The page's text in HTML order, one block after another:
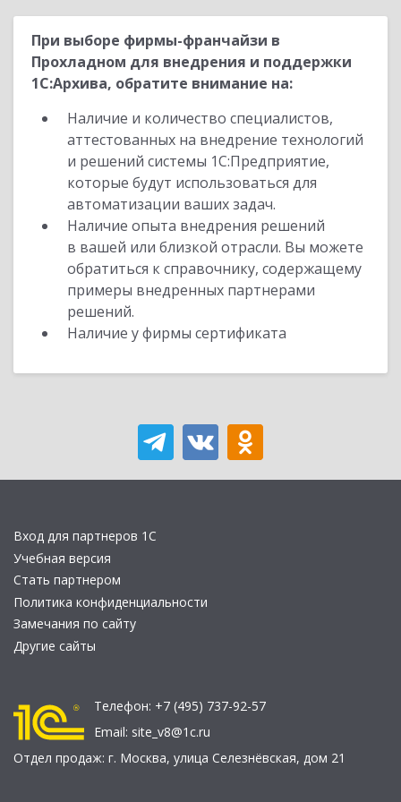
При выборе фирмы-франчайзи в
Прохладном для внедрения и поддержки
1С:Архива, обратите внимание на:
Наличие и количество специалистов,
аттестованных на внедрение технологий
и решений системы 1С:Предприятие,
которые будут использоваться для
автоматизации ваших задач.
Наличие опыта внедрения решений
в вашей или близкой отрасли. Вы можете
обратиться к справочнику, содержащему
примеры внедренных партнерами
решений.
Наличие у фирмы сертификата
Вход для партнеров 1С
Учебная версия
Стать партнером
Политика конфиденциальности
Замечания по сайту
Другие сайты
Телефон: +7 (495) 737-92-57
Email: site_v8@1c.ru
Отдел продаж: г. Москва, улица Селезнёвская, дом 21